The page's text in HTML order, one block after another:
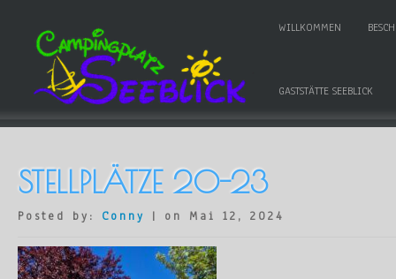
WILLKOMMEN
GASTSTÄTTE SEEBLICK
STELLPLÄTZE 20-23
Posted by: Conny | on Mai 12, 2024